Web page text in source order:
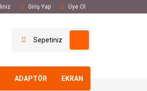
Giriş Yap Üye Ol
Sepetiniz
ADAPTÖR EKRAN